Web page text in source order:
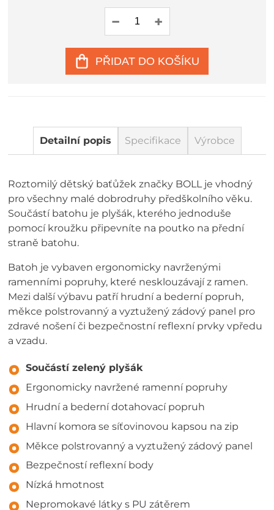
PŘIDAT DO KOŠÍKU
Detailní popis Specifikace Výrobce
Roztomilý dětský baťůžek značky BOLL je vhodný
pro všechny malé dobrodruhy předškolního věku.
Součástí batohu je plyšák, kterého jednoduše
pomocí kroužku připevníte na poutko na přední
straně batohu.
Batoh je vybaven ergonomicky navrženými
ramenními popruhy, které nesklouzávají z ramen.
Mezi další výbavu patří hrudní a bederní popruh,
měkce polstrovanný a vyztužený zádový panel pro
zdravé nošení či bezpečnostní reflexní prvky vpředu
a vzadu.
Součástí zelený plyšák
Ergonomicky navržené ramenní popruhy
Hrudní a bederní dotahovací popruh
Hlavní komora se síťovinovou kapsou na zip
Měkce polstrovanný a vyztužený zádový panel
Bezpečností reflexní body
Nízká hmotnost
Nepromokavé látky s PU zátěrem